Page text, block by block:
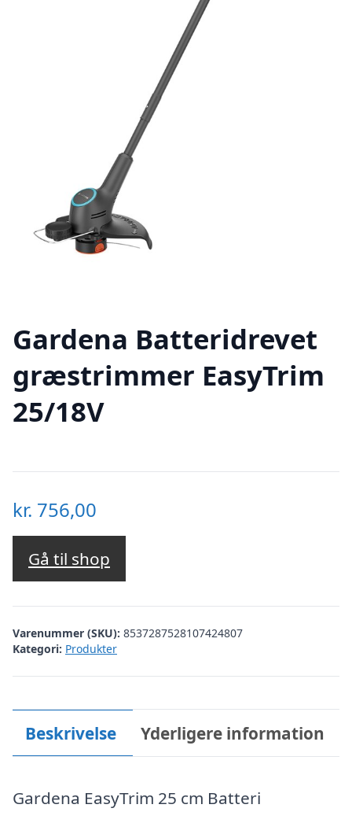
Gardena Batteridrevet
græstrimmer EasyTrim
25/18V
kr. 756,00
Gå til shop
Varenummer (SKU): 8537287528107424807
Kategori: Produkter
Beskrivelse Yderligere information
Gardena EasyTrim 25 cm Batteri